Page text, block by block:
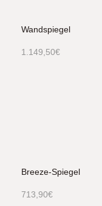
Wandspiegel
1.149,50€
Breeze-Spiegel
713,90€